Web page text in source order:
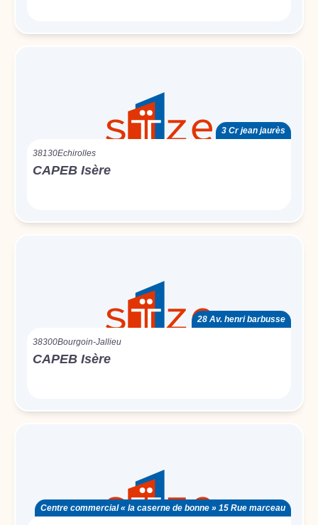
3 Cr jean jaurès
38130Echirolles
CAPEB Isère
28 Av. henri barbusse
38300Bourgoin-Jallieu
CAPEB Isère
Centre commercial « la caserne de bonne » 15 Rue marceau